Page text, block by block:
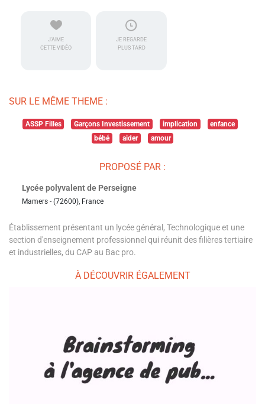
J'AIME
CETTE VIDÉO
JE REGARDE
PLUS TARD
SUR LE MÊME THEME :
ASSP Filles Garçons Investissement implication
enfance
bébé
aider amour
PROPOSÉ PAR :
Lycée polyvalent de Perseigne
Mamers - (72600), France
Établissement présentant un lycée général, Technologique et une
section d'enseignement professionnel qui réunit des filières tertiaire
et industrielles, du CAP au Bac pro.
À DÉCOUVRIR ÉGALEMENT